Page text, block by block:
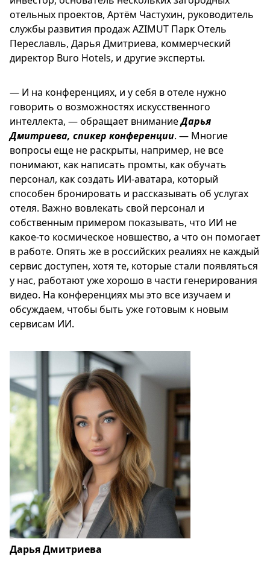
отельных проектов, Артём Частухин, руководитель
службы развития продаж AZIMUT Парк Отель
Переславль, Дарья Дмитриева, коммерческий
директор Buro Hotels, и другие эксперты.
— И на конференциях, и у себя в отеле нужно
говорить о возможностях искусственного
интеллекта, — обращает вниманиеДарья
Дмитриева, спикер конференции. — Многие
вопросы еще не раскрыты, например, не все
понимают, как написать промты, как обучать
персонал, как создать ИИ-аватара, который
способен бронировать и рассказывать об услугах
отеля. Важно вовлекать свой персонал и
собственным примером показывать, что ИИ не
какое-то космическое новшество, а что он помогает
в работе. Опять же в российских реалиях не каждый
сервис доступен, хотя те, которые стали появляться
у нас, работают уже хорошо в части генерирования
видео. На конференциях мы это все изучаем и
обсуждаем, чтобы быть уже готовым к новым
сервисам ИИ.
Дарья Дмитриева